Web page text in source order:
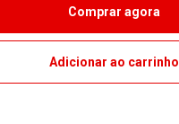
Comprar agora
Adicionar ao carrinho